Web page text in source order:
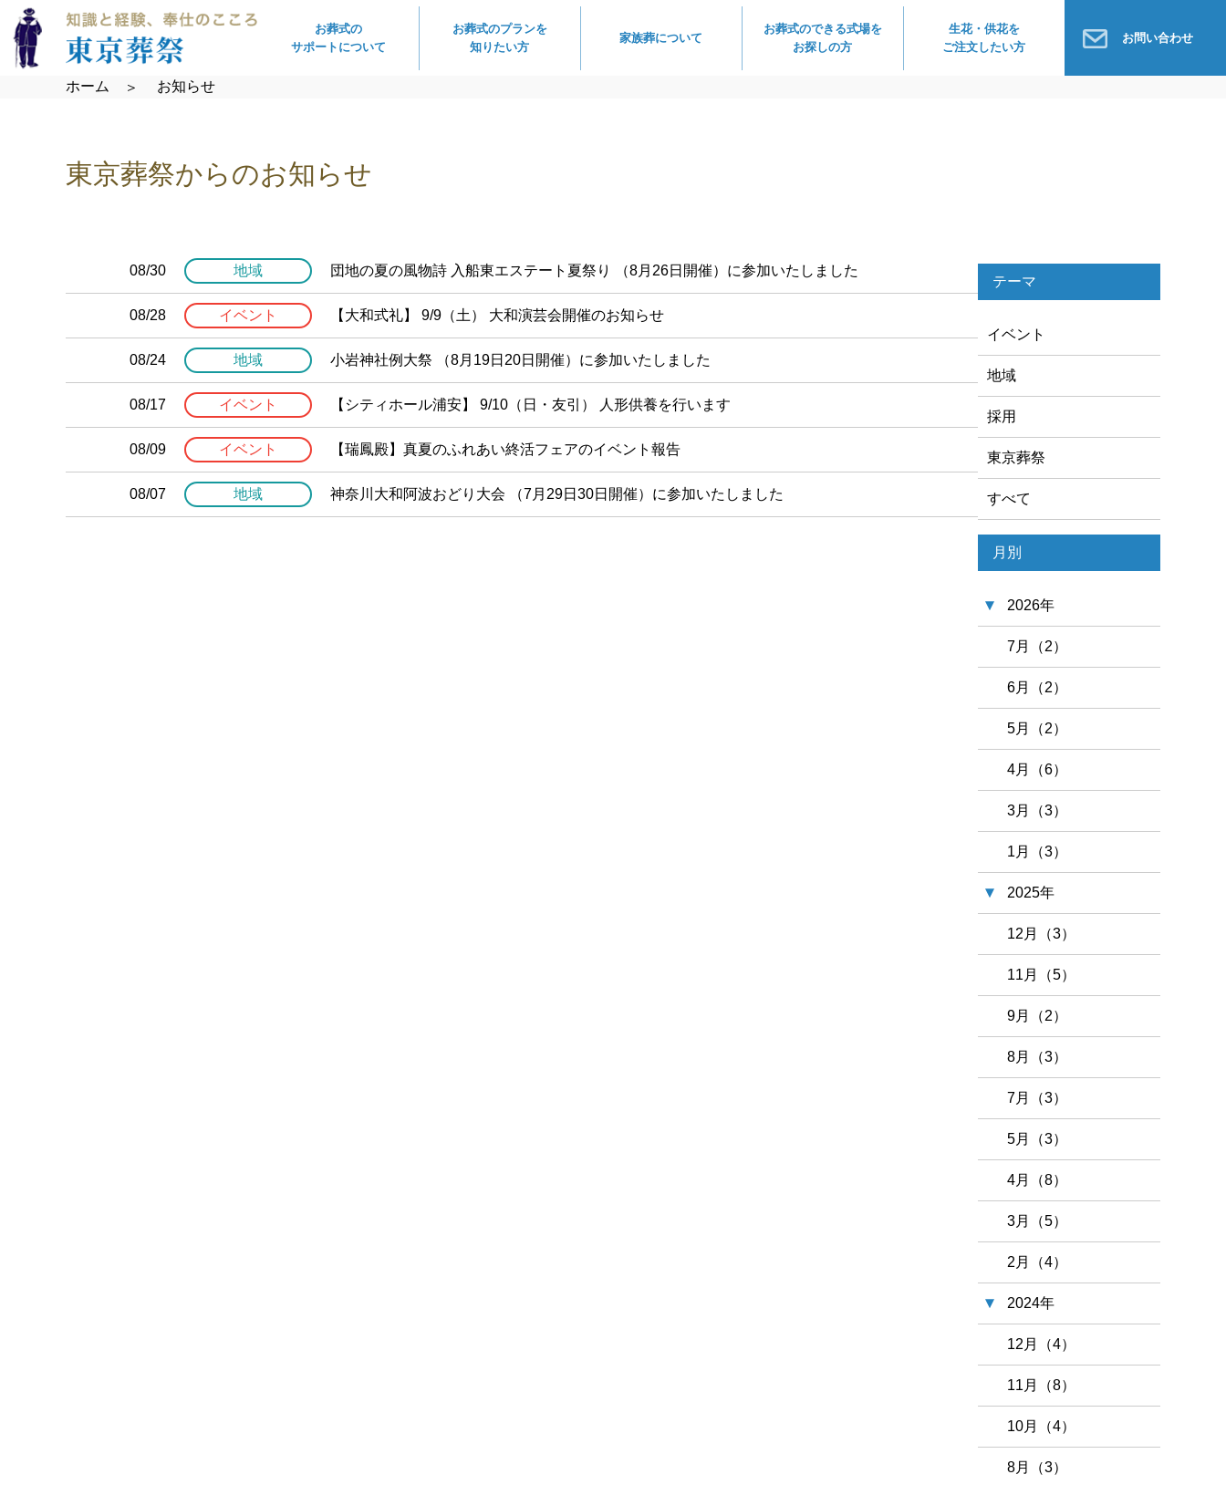
お葬式の
サポートについて
お葬式のプランを
知りたい方
家族葬について
お葬式のできる式場を
お探しの方
生花・供花を
ご注文したい方
お問い合わせ
ホーム お知らせ
東京葬祭からのお知らせ
08/30 地域 団地の夏の風物詩 入船東エステート夏祭り （8月26日開催）に参加いたしました
08/28 イベント 【大和式礼】 9/9（土） 大和演芸会開催のお知らせ
08/24 地域 小岩神社例大祭 （8月19日20日開催）に参加いたしました
08/17 イベント 【シティホール浦安】 9/10（日・友引） 人形供養を行います
08/09 イベント 【瑞鳳殿】真夏のふれあい終活フェアのイベント報告
08/07 地域 神奈川大和阿波おどり大会 （7月29日30日開催）に参加いたしました
テーマ
イベント
地域
採用
東京葬祭
すべて
月別
2026年
7月（2）
6月（2）
5月（2）
4月（6）
3月（3）
1月（3）
2025年
12月（3）
11月（5）
9月（2）
8月（3）
7月（3）
5月（3）
4月（8）
3月（5）
2月（4）
2024年
12月（4）
11月（8）
10月（4）
8月（3）